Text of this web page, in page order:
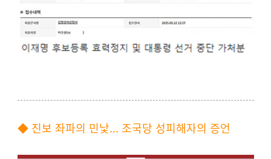
◆ 진보 좌파의 민낯... 조국당 성피해자의 증언